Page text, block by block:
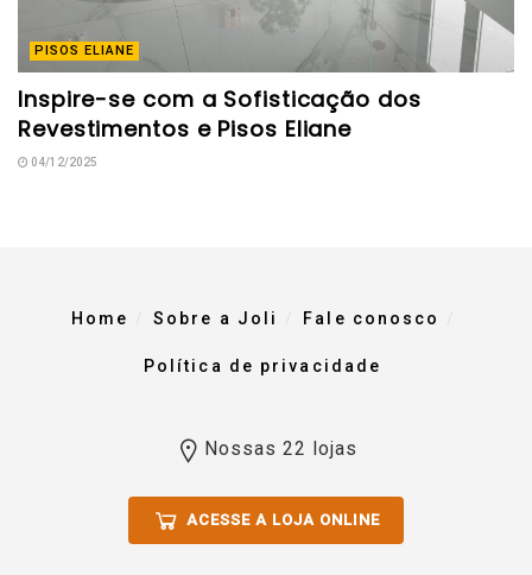
PISOS ELIANE
Inspire-se com a Sofisticação dos
Revestimentos e Pisos Eliane
04/12/2025
Home Sobre a Joli Fale conosco
Política de privacidade
Nossas 22 lojas
ACESSE A LOJA ONLINE